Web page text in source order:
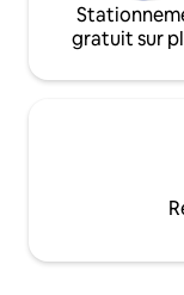
gratuit sur